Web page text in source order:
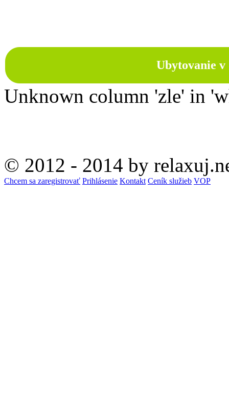
Ubytovanie
Unknown column 'zle' in
© 2012 - 2014 by
Chcem sa zaregistrovať Prihlásenie Kontakt Ceník služieb VOP